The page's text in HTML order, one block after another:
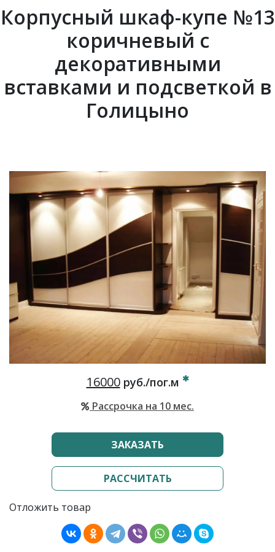
Корпусный шкаф-купе №13
коричневый с
декоративными
вставками и подсветкой в
Голицыно
16000руб./пог.м
Рассрочка на 10 мес.
ЗАКАЗАТЬ
РАССЧИТАТЬ
Отложить товар